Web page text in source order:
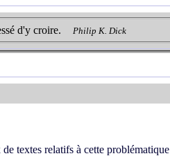
d'y croire. Philip K. Dick
textes relatifs à cette problématique